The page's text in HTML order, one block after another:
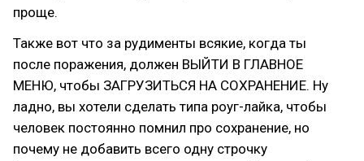
проще.
Также вот что за рудименты всякие, когда ты
после поражения, должен ВЫЙТИ В ГЛАВНОЕ
МЕНЮ, чтобы ЗАГРУЗИТЬСЯ НА СОХРАНЕНИЕ. Ну
ладно, вы хотели сделать типа роуг-лайка, чтобы
человек постоянно помнил про сохранение, но
почему не добавить всего одну строчку